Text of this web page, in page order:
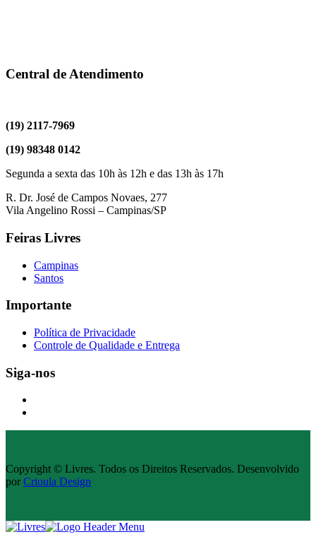
Central de Atendimento
(19) 2117-7969
(19) 98348 0142
Segunda a sexta das 10h às 12h e das 13h às 17h
R. Dr. José de Campos Novaes, 277
Vila Angelino Rossi – Campinas/SP
Feiras Livres
Campinas
Santos
Importante
Política de Privacidade
Controle de Qualidade e Entrega
Siga-nos
Copyright © Livres. Todos os Direitos Reservados. Desenvolvido
por Crioula Design